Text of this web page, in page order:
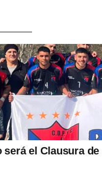
el Clausura